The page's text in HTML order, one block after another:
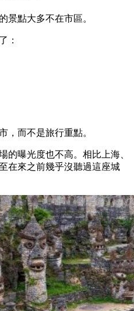
景點大多不在市區。
：
，而不是旅行重點。
的曝光度也不高。相比上海、
在來之前幾乎沒聽過這座城